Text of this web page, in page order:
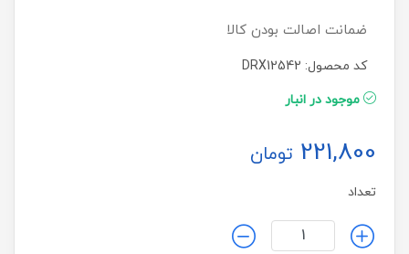
ضمانت اصالت بودن کالا
کد محصول: DRX12542
موجود در انبار
221,800 تومان
تعداد